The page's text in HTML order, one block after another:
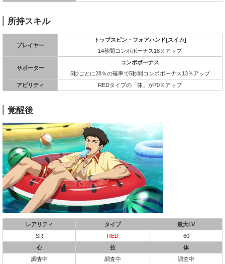
所持スキル
プレイヤー
トップスピン・フォアハンド[スイカ]
14秒間コンボボーナス18％アップ
サポーター
コンボボーナス
6秒ごとに28％の確率で5秒間コンボボーナス13％アップ
アビリティ
REDタイプの「体」が70％アップ
覚醒後
レアリティ タイプ
最大LV
SR
RED
60
心
技
体
調査中
調査中
調査中